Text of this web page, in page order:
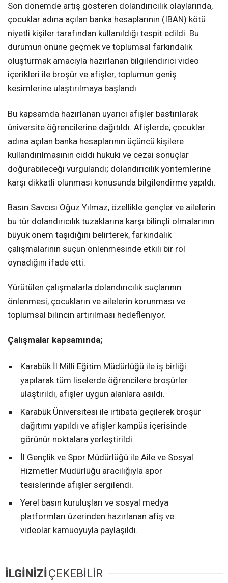
Son dönemde artış gösteren dolandırıcılık olaylarında,
çocuklar adına açılan banka hesaplarının (IBAN) kötü
niyetli kişiler tarafından kullanıldığı tespit edildi. Bu
durumun önüne geçmek ve toplumsal farkındalık
oluşturmak amacıyla hazırlanan bilgilendirici video
içerikleri ile broşür ve afişler, toplumun geniş
kesimlerine ulaştırılmaya başlandı.
Bu kapsamda hazırlanan uyarıcı afişler bastırılarak
üniversite öğrencilerine dağıtıldı. Afişlerde, çocuklar
adına açılan banka hesaplarının üçüncü kişilere
kullandırılmasının ciddi hukuki ve cezai sonuçlar
doğurabileceği vurgulandı; dolandırıcılık yöntemlerine
karşı dikkatli olunması konusunda bilgilendirme yapıldı.
Basın Savcısı Oğuz Yılmaz, özellikle gençler ve ailelerin
bu tür dolandırıcılık tuzaklarına karşı bilinçli olmalarının
büyük önem taşıdığını belirterek, farkındalık
çalışmalarının suçun önlenmesinde etkili bir rol
oynadığını ifade etti.
Yürütülen çalışmalarla dolandırıcılık suçlarının
önlenmesi, çocukların ve ailelerin korunması ve
toplumsal bilincin artırılması hedefleniyor.
Çalışmalar kapsamında;
Karabük İl Millî Eğitim Müdürlüğü ile iş birliği
yapılarak tüm liselerde öğrencilere broşürler
ulaştırıldı, afişler uygun alanlara asıldı.
Karabük Üniversitesi ile irtibata geçilerek broşür
dağıtımı yapıldı ve afişler kampüs içerisinde
görünür noktalara yerleştirildi.
İl Gençlik ve Spor Müdürlüğü ile Aile ve Sosyal
Hizmetler Müdürlüğü aracılığıyla spor
tesislerinde afişler sergilendi.
Yerel basın kuruluşları ve sosyal medya
platformları üzerinden hazırlanan afiş ve
videolar kamuoyuyla paylaşıldı.
İLGİNİZİÇEKEBİLİR